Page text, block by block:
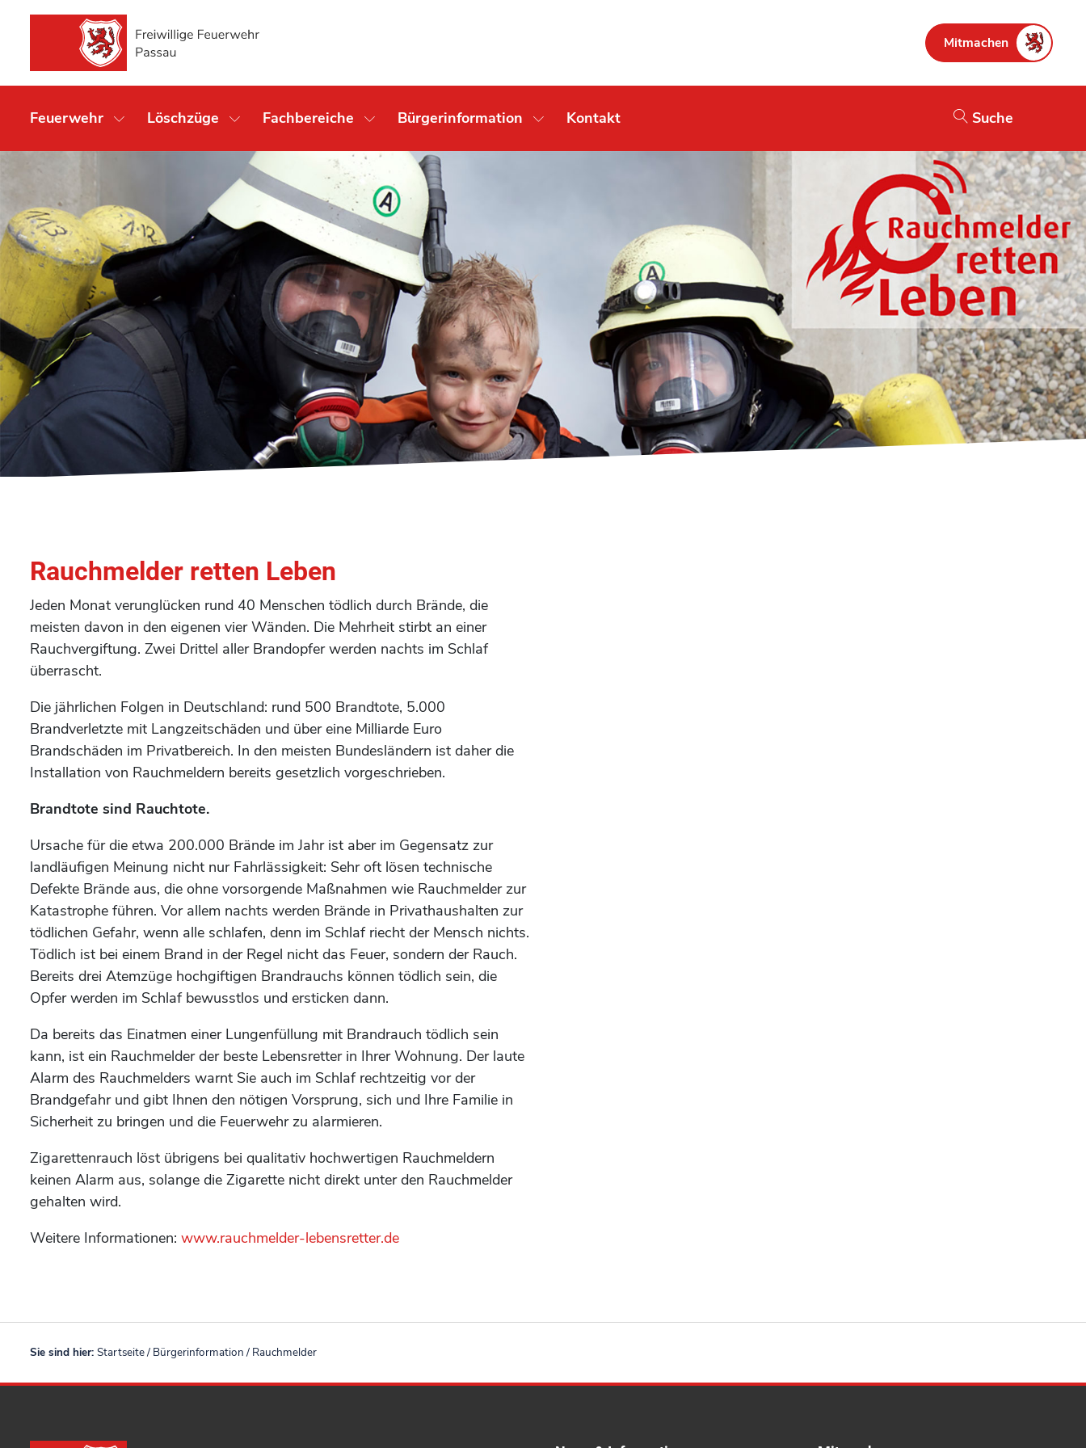
Mitmachen
Feuerwehr Löschzüge Fachbereiche Bürgerinformation Kontakt Suche
Rauchmelder retten Leben
Jeden Monat verunglücken rund 40 Menschen tödlich durch Brände, die
meisten davon in den eigenen vier Wänden. Die Mehrheit stirbt an einer
Rauchvergiftung. Zwei Drittel aller Brandopfer werden nachts im Schlaf
überrascht.
Die jährlichen Folgen in Deutschland: rund 500 Brandtote, 5.000
Brandverletzte mit Langzeitschäden und über eine Milliarde Euro
Brandschäden im Privatbereich. In den meisten Bundesländern ist daher die
Installation von Rauchmeldern bereits gesetzlich vorgeschrieben.
Brandtote sind Rauchtote.
Ursache für die etwa 200.000 Brände im Jahr ist aber im Gegensatz zur
landläufigen Meinung nicht nur Fahrlässigkeit: Sehr oft lösen technische
Defekte Brände aus, die ohne vorsorgende Maßnahmen wie Rauchmelder zur
Katastrophe führen. Vor allem nachts werden Brände in Privathaushalten zur
tödlichen Gefahr, wenn alle schlafen, denn im Schlaf riecht der Mensch nichts.
Tödlich ist bei einem Brand in der Regel nicht das Feuer, sondern der Rauch.
Bereits drei Atemzüge hochgiftigen Brandrauchs können tödlich sein, die
Opfer werden im Schlaf bewusstlos und ersticken dann.
Da bereits das Einatmen einer Lungenfüllung mit Brandrauch tödlich sein
kann, ist ein Rauchmelder der beste Lebensretter in Ihrer Wohnung. Der laute
Alarm des Rauchmelders warnt Sie auch im Schlaf rechtzeitig vor der
Brandgefahr und gibt Ihnen den nötigen Vorsprung, sich und Ihre Familie in
Sicherheit zu bringen und die Feuerwehr zu alarmieren.
Zigarettenrauch löst übrigens bei qualitativ hochwertigen Rauchmeldern
keinen Alarm aus, solange die Zigarette nicht direkt unter den Rauchmelder
gehalten wird.
Weitere Informationen: www.rauchmelder-lebensretter.de
Sie sind hier: Startseite/ Bürgerinformation/ Rauchmelder